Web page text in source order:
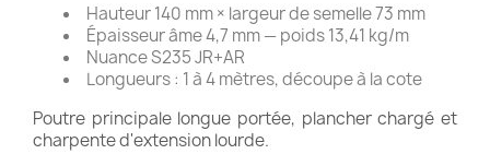
Hauteur 140 mm × largeur de semelle 73 mm
Épaisseur âme 4,7 mm — poids 13,41 kg/m
Nuance S235 JR+AR
Longueurs : 1 à 4 mètres, découpe à la cote
Poutre principale longue portée, plancher chargé et
charpente d'extension lourde.